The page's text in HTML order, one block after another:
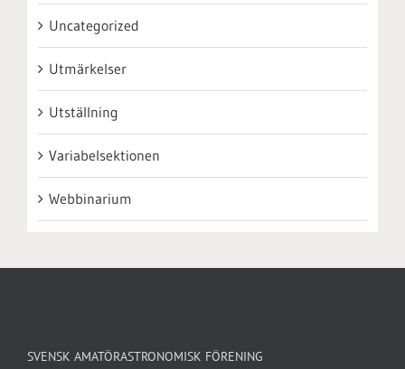
Uncategorized
Utmärkelser
Utställning
Variabelsektionen
Webbinarium
SVENSK AMATÖRASTRONOMISK FÖRENING